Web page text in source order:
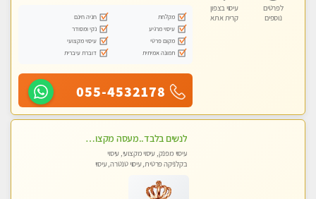
לפרטים
נוספים
עיסוי בצפון
קרית אתא
מקלחת
חניה חינם
עיסוי מרגיע
נקי ומסודר
מקום פרטי
עיסוי מקצועי
תמונה אמיתית
דוברת עיברית
055-4532178
לנשים בלבד..מעסה מקצועי לנשים בלבד
עיסוי מפנק, עיסוי מקצועי, עיסוי
בקלניקה פרטית, עיסוי טנטרה, עיסוי